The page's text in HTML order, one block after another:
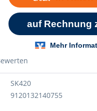
SK420
9120132140755